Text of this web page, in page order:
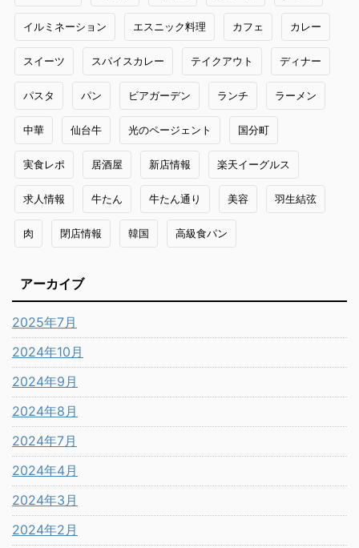
イルミネーション エスニック料理 カフェ カレー
スイーツ スパイスカレー テイクアウト ディナー
パスタ パン ビアガーデン ランチ ラーメン
中華 仙台牛 光のページェント 国分町
実食レポ 居酒屋 新店情報 楽天イーグルス
求人情報 牛たん 牛たん通り 美容 羽生結弦
肉 閉店情報 韓国 高級食パン
アーカイブ
2025年7月
2024年10月
2024年9月
2024年8月
2024年7月
2024年4月
2024年3月
2024年2月